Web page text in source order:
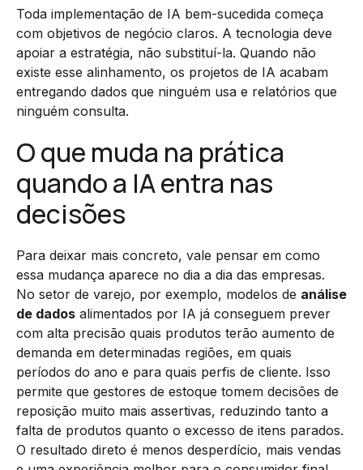
Toda implementação de IA bem-sucedida começa
com objetivos de negócio claros. A tecnologia deve
apoiar a estratégia, não substituí-la. Quando não
existe esse alinhamento, os projetos de IA acabam
entregando dados que ninguém usa e relatórios que
ninguém consulta.
O que muda na prática
quando a IA entra nas
decisões
Para deixar mais concreto, vale pensar em como
essa mudança aparece no dia a dia das empresas.
No setor de varejo, por exemplo, modelos de análise
de dados alimentados por IA já conseguem prever
com alta precisão quais produtos terão aumento de
demanda em determinadas regiões, em quais
períodos do ano e para quais perfis de cliente. Isso
permite que gestores de estoque tomem decisões de
reposição muito mais assertivas, reduzindo tanto a
falta de produtos quanto o excesso de itens parados.
O resultado direto é menos desperdício, mais vendas